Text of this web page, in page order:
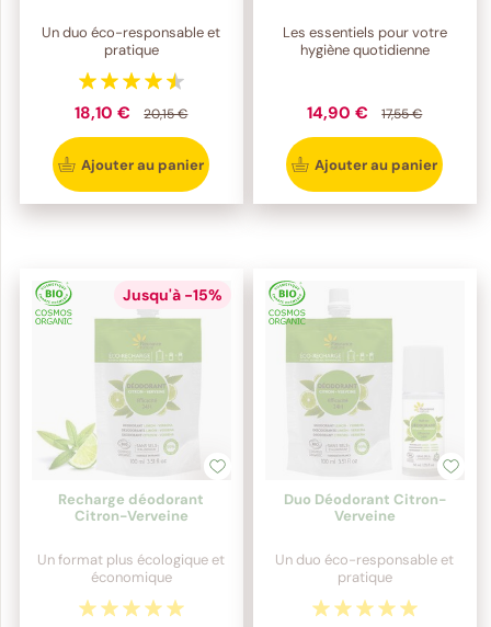
Un duo éco-responsable et
pratique
18,10 € 20,15 €
Ajouter au panier
Les essentiels pour votre
hygiène quotidienne
14,90 € 17,55 €
Ajouter au panier
Jusqu'à -15%
Recharge déodorant
Citron-Verveine
Un format plus écologique et
économique
Duo Déodorant Citron-
Verveine
Un duo éco-responsable et
pratique